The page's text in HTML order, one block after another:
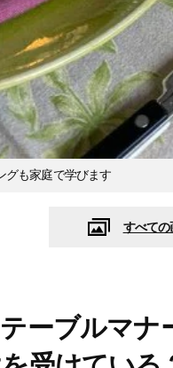
グも家庭で学びます
すべての
ーブルマ